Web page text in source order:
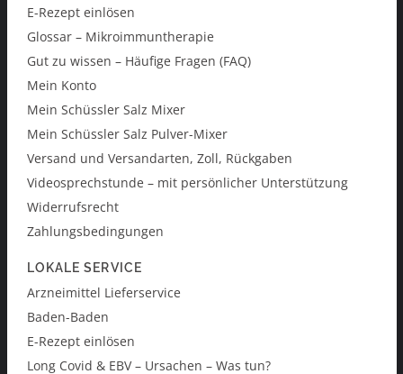
E-Rezept einlösen
Glossar – Mikroimmuntherapie
Gut zu wissen – Häufige Fragen (FAQ)
Mein Konto
Mein Schüssler Salz Mixer
Mein Schüssler Salz Pulver-Mixer
Versand und Versandarten, Zoll, Rückgaben
Videosprechstunde – mit persönlicher Unterstützung
Widerrufsrecht
Zahlungsbedingungen
LOKALE SERVICE
Arzneimittel Lieferservice
Baden-Baden
E-Rezept einlösen
Long Covid & EBV – Ursachen – Was tun?